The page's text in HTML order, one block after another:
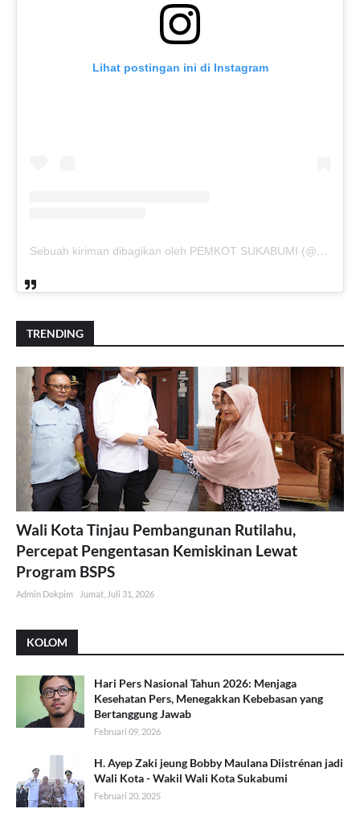
Lihat postingan ini di Instagram
Sebuah kiriman dibagikan oleh PEMKOT SUKABUMI (@pemkotsukabumi_)
TRENDING
Wali Kota Tinjau Pembangunan Rutilahu,
Percepat Pengentasan Kemiskinan Lewat
Program BSPS
Admin Dokpim Jumat, Juli 31, 2026
KOLOM
Hari Pers Nasional Tahun 2026: Menjaga
Kesehatan Pers, Menegakkan Kebebasan yang
Bertanggung Jawab
Februari 09, 2026
H. Ayep Zaki jeung Bobby Maulana Diistrénan jadi
Wali Kota - Wakil Wali Kota Sukabumi
Februari 20, 2025